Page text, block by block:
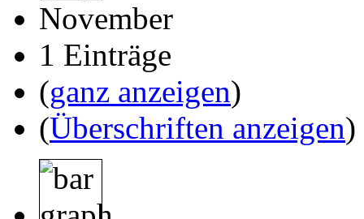
November
1 Einträge
(ganz anzeigen)
(Überschriften anzeigen)